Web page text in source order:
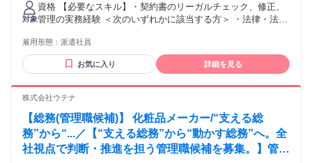
対象
資格 【必要なスキル】・契約書のリーガルチェック、修正、
管理の実務経験 ＜次のいずれかに該当する方＞ ・法律・法学
上必須） パート・アルバイトの方からのご応募も大歓迎。オ
ンラインで学べる！スキルアップ支援制度あり！ OAスキルや
英語など、仕事に役立つ無料のオンライントレーニング講座
「経験を活かしてさらにキャリアを広げたい」そんなあなた
の案件も多数。まずはご相談ください。
雇用形態： 派遣社員
お気に入り 詳細を見る
株式会社ウテナ
【総務(管理職候補)】 化粧品メーカー/“支える総
務”から“...／【“支える総務”から“動かす総務”へ。全
社視点で判断・推進を担う管理職候補を募集。】管理